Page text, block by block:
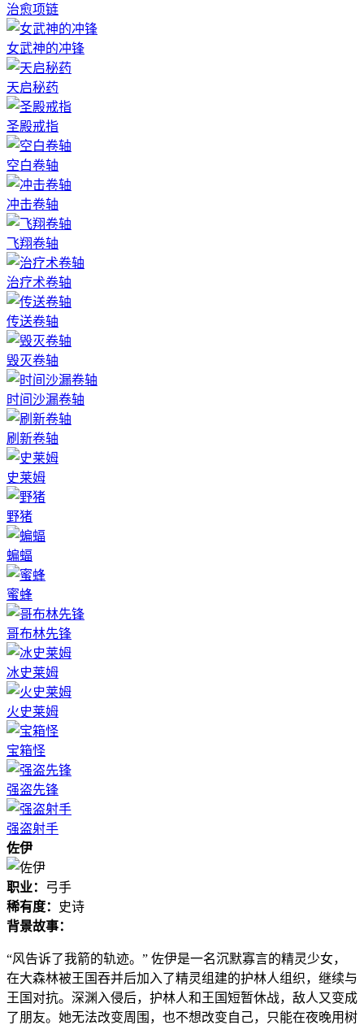
治愈项链
女武神的冲锋
天启秘药
圣殿戒指
空白卷轴
冲击卷轴
飞翔卷轴
治疗术卷轴
传送卷轴
毁灭卷轴
时间沙漏卷轴
刷新卷轴
史莱姆
野猪
蝙蝠
蜜蜂
哥布林先锋
冰史莱姆
火史莱姆
宝箱怪
强盗先锋
强盗射手
佐伊
职业：
弓手
稀有度：
史诗
背景故事：
“风告诉了我箭的轨迹。” 佐伊是一名沉默寡言的精灵少女，
在大森林被王国吞并后加入了精灵组建的护林人组织，继续与
王国对抗。深渊入侵后，护林人和王国短暂休战，敌人又变成
了朋友。她无法改变周围，也不想改变自己，只能在夜晚用树